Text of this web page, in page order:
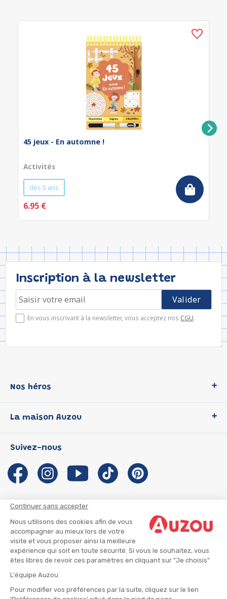
Continuer sans accepter
Nous utilisons des cookies afin de vous
accompagner au mieux lors de votre
visite et vous proposer ainsi la meilleure
expérience qui soit en toute sécurité. Si vous le souhaitez, vous
êtes libres de revoir ces paramètres en cliquant sur "Je choisis"
L'équipe Auzou
Pour modifier vos préférences par la suite, cliquez sur le lien
45 jeux - En automne !
Activités
dès 5 ans
6.95 €
Inscription à la newsletter
En vous inscrivant à la newsletter, vous acceptez nos CGU.
Nos héros
P'tit Loup
Les Influenceuses
Migali
Petite Taupe
La maison Auzou
Notre histoire
Auzou s'engage
Auteurs et illustrateurs Auzou
Suivre mon colis
Infos consommateur
Suivez-nous
CGU
CGV
Mentions légales